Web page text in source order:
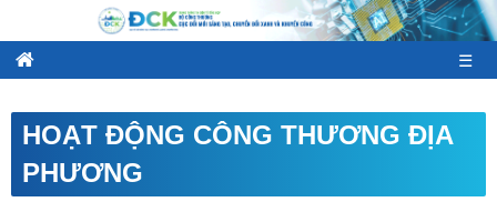
☰
HOẠT ĐỘNG CÔNG THƯƠNG ĐỊA
PHƯƠNG